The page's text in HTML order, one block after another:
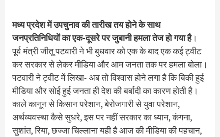
मध्य प्रदेश में उपचुनाव की तारीख तय होने के साथ
जनप्रतिनिधियों का एक-दूसरे पर जुबानी हमला तेज हो गया है।
पूर्व मंत्री जीतू पटवारी ने भी बुधवार को एक के बाद एक कई ट्वीट
कर सरकार से लेकर मीडिया और आम जनता तक पर हमला बोला।
पटवारी ने ट्वीट में लिखा- अब तो विश्वास होने लगा है कि बिकी हुई
मीडिया और सोई हुई जनता ही देश की बर्बादी का कारण होती है।
काले कानून से किसान परेशान, बेरोजगारी से युवा परेशान,
अर्थव्यवस्था कैसे सुधरे, इस पर नहीं सरकार का ध्यान, कंगना,
सुशांत, रिया, छज्जा चिल्लाना यही है आज की मीडिया की पहचान,